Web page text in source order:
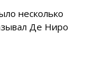
несколько
Де Ниро